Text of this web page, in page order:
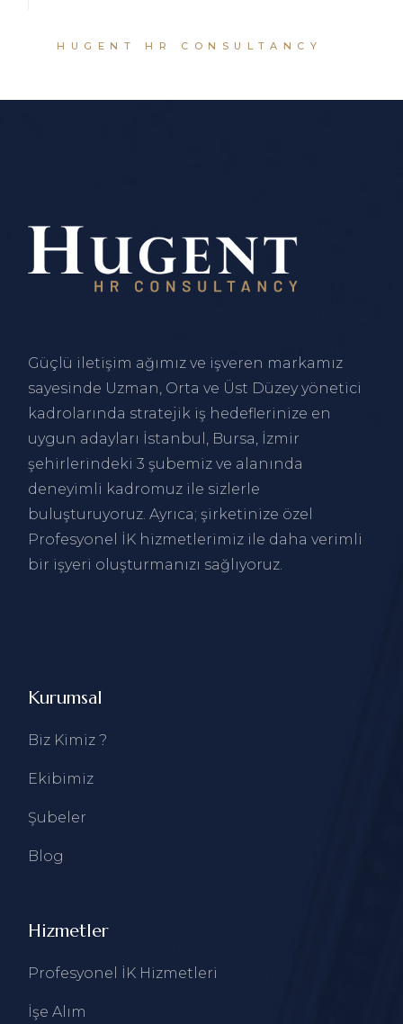
HUGENT HR CONSULTANCY
Güçlü iletişim ağımız ve işveren markamız
sayesinde Uzman, Orta ve Üst Düzey yönetici
kadrolarında stratejik iş hedeflerinize en
uygun adayları İstanbul , Bursa, İzmir
şehirlerindeki 3 şubemiz ve alanında
deneyimli kadromuz ile sizlerle
buluşturuyoruz. Ayrıca; şirketinize özel
Profesyonel İK hizmetlerimiz ile daha verimli
bir işyeri oluşturmanızı sağlıyoruz.
Kurumsal
Biz Kimiz ?
Ekibimiz
Şubeler
Blog
Hizmetler
Profesyonel İK Hizmetleri
İşe Alım